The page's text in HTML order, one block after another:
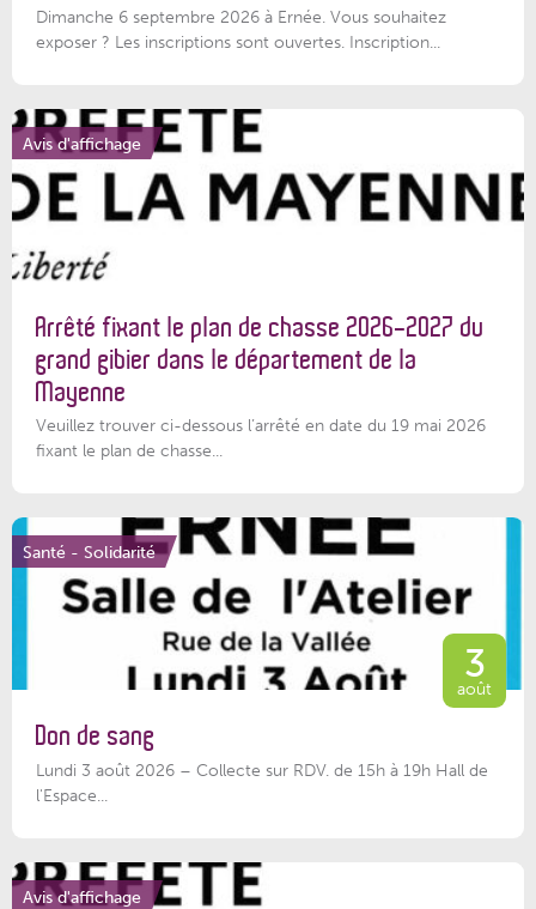
Dimanche 6 septembre 2026 à Ernée. Vous souhaitez
exposer ? Les inscriptions sont ouvertes. Inscription...
Avis d'affichage
Arrêté fixant le plan de chasse 2026-2027 du
grand gibier dans le département de la
Mayenne
Veuillez trouver ci-dessous l’arrêté en date du 19 mai 2026
fixant le plan de chasse...
Santé - Solidarité
3
août
Don de sang
Lundi 3 août 2026 – Collecte sur RDV. de 15h à 19h Hall de
l'Espace...
Avis d'affichage